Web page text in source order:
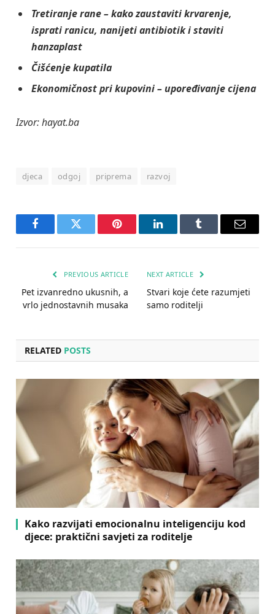
Tretiranje rane – kako zaustaviti krvarenje,
isprati ranicu, nanijeti antibiotik i staviti
hanzaplast
Čišćenje kupatila
Ekonomičnost pri kupovini – upoređivanje cijena
Izvor: hayat.ba
djeca odgoj priprema razvoj
FacebookTwitter Pinterest LinkedInTumblr Email
PREVIOUS ARTICLE
Pet izvanredno ukusnih, a
vrlo jednostavnih musaka
NEXT ARTICLE
Stvari koje ćete razumjeti
samo roditelji
RELATED POSTS
Kako razvijati emocionalnu inteligenciju kod
djece: praktični savjeti za roditelje